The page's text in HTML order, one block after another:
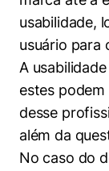
usabilidade,
usuário para
A
estes
desse
além da
No caso do